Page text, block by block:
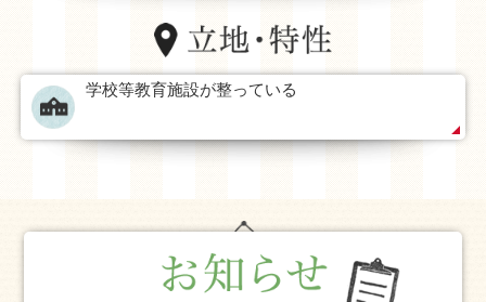
学校等教育施設が整っている